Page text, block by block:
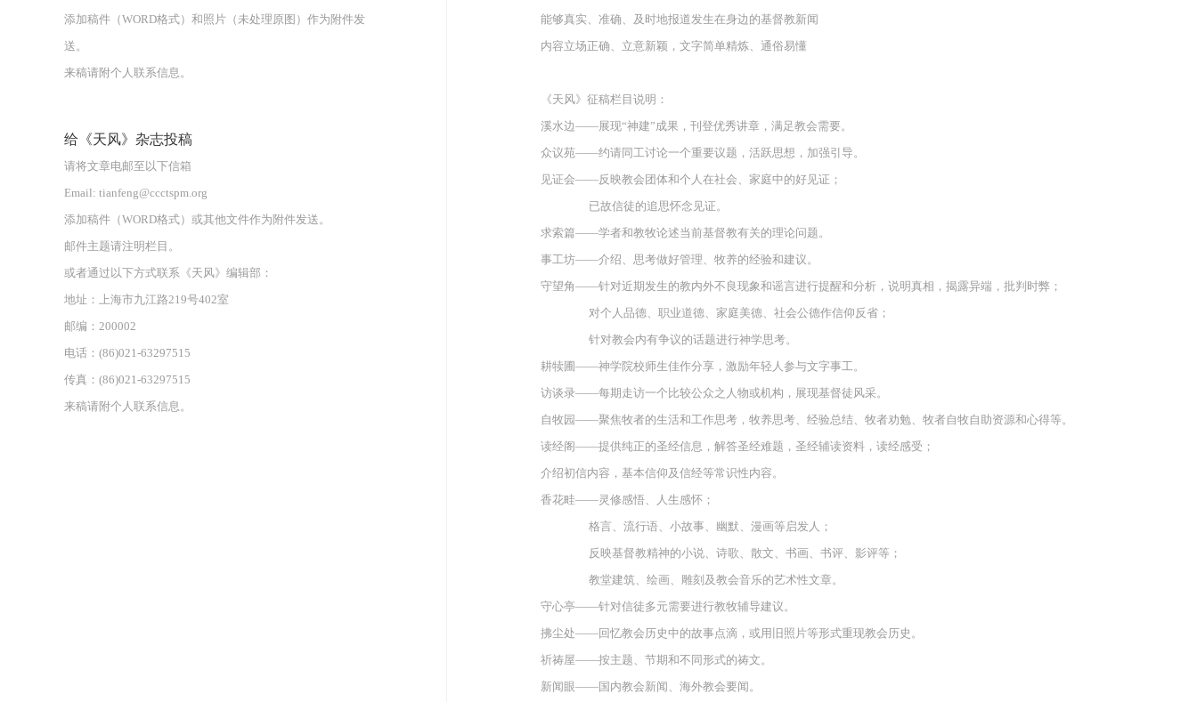
添加稿件（WORD格式）和照片（未处理原图）作为附件发
送。
来稿请附个人联系信息。
给《天风》杂志投稿
请将文章电邮至以下信箱
Email: tianfeng@ccctspm.org
添加稿件（WORD格式）或其他文件作为附件发送。
邮件主题请注明栏目。
或者通过以下方式联系《天风》编辑部：
地址：上海市九江路219号402室
邮编：200002
电话：(86)021-63297515
传真：(86)021-63297515
来稿请附个人联系信息。
能够真实、准确、及时地报道发生在身边的基督教新闻
内容立场正确、立意新颖，文字简单精炼、通俗易懂
《天风》征稿栏目说明：
溪水边——展现“神建”成果，刊登优秀讲章，满足教会需要。
众议苑——约请同工讨论一个重要议题，活跃思想，加强引导。
见证会——反映教会团体和个人在社会、家庭中的好见证；
已故信徒的追思怀念见证。
求索篇——学者和教牧论述当前基督教有关的理论问题。
事工坊——介绍、思考做好管理、牧养的经验和建议。
守望角——针对近期发生的教内外不良现象和谣言进行提醒和分析，说明真相，揭露异端，批判时弊；
对个人品德、职业道德、家庭美德、社会公德作信仰反省；
针对教会内有争议的话题进行神学思考。
耕犊圃——神学院校师生佳作分享，激励年轻人参与文字事工。
访谈录——每期走访一个比较公众之人物或机构，展现基督徒风采。
自牧园——聚焦牧者的生活和工作思考，牧养思考、经验总结、牧者劝勉、牧者自牧自助资源和心得等。
读经阁——提供纯正的圣经信息，解答圣经难题，圣经辅读资料，读经感受；
介绍初信内容，基本信仰及信经等常识性内容。
香花畦——灵修感悟、人生感怀；
格言、流行语、小故事、幽默、漫画等启发人；
反映基督教精神的小说、诗歌、散文、书画、书评、影评等；
教堂建筑、绘画、雕刻及教会音乐的艺术性文章。
守心亭——针对信徒多元需要进行教牧辅导建议。
拂尘处——回忆教会历史中的故事点滴，或用旧照片等形式重现教会历史。
祈祷屋——按主题、节期和不同形式的祷文。
新闻眼——国内教会新闻、海外教会要闻。